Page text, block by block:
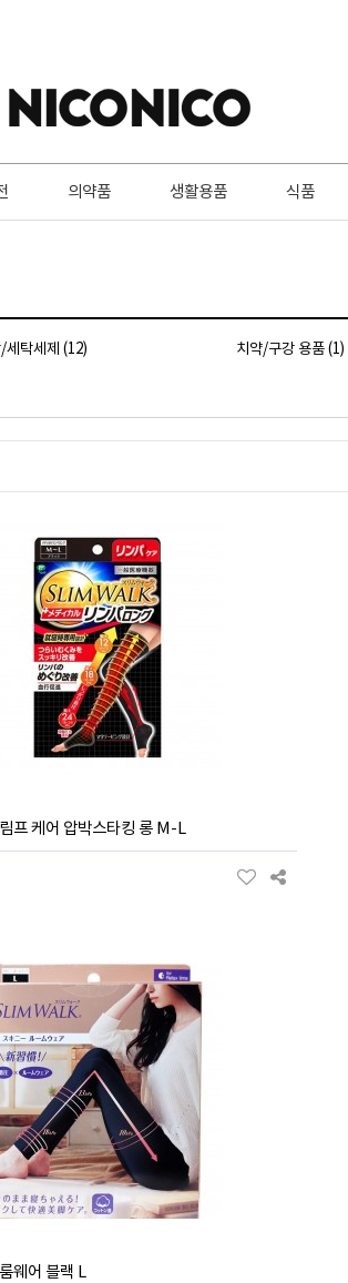
의약품 생활용품 식품
세탁세제 (12) 치약/구강 용품 (1)
프 케어 압박스타킹 롱 M-L
웨어 블랙 L